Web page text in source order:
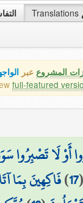
Translations
المشروع عبر
full-featured
أَوْ لَا تَصْبِرُوا
17
)فَاكِهِينَ بِمَا